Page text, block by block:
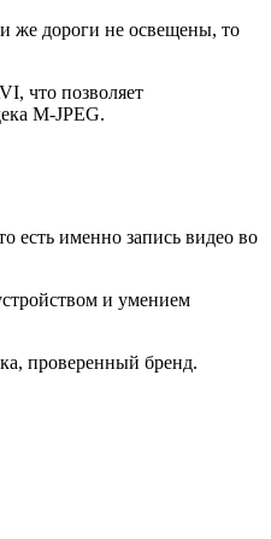
же дороги не освещены, то
что позволяет
M-JPEG.
есть именно запись видео во
и умением
проверенный бренд.